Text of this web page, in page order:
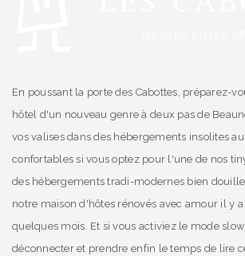
En poussant la porte des Cabottes, préparez-
hôtel d'un nouveau genre à deux pas de
vos valises dans des hébergements insolites
confortables si vous optez pour l'une de nos
des hébergements tradi-modernes bien
notre maison d'hôtes rénovés avec amour il y
quelques mois. Et si vous activiez le mode
déconnecter et prendre enfin le temps de lire